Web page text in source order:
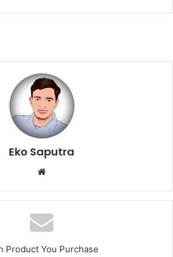
Eko Saputra
Product You Purchase